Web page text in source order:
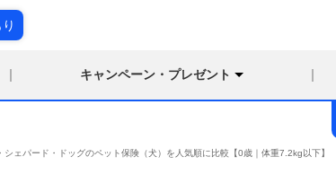
キャンペーン・プレゼント
シェパード・ドッグのペット保険（犬）を人気順に比較【0歳｜体重7.2kg以下】